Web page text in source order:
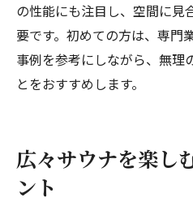
の性能にも注目し、空間に見
要です。初めての方は、専門
事例を参考にしながら、無理
とをおすすめします。
広々サウナを楽し
ント